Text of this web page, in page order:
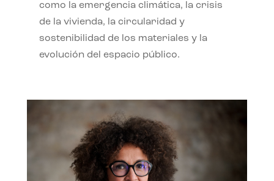
como la emergencia climática, la crisis
de la vivienda, la circularidad y
sostenibilidad de los materiales y la
evolución del espacio público.